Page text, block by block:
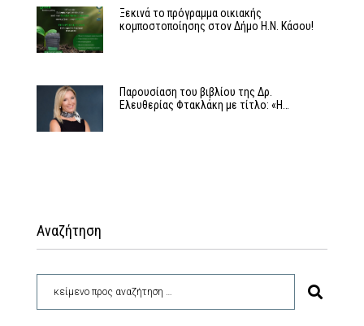
Ξεκινά το πρόγραμμα οικιακής
κομποστοποίησης στον Δήμο Η.Ν. Κάσου!
Παρουσίαση του βιβλίου της Δρ.
Ελευθερίας Φτακλάκη με τίτλο: «Η…
Αναζήτηση